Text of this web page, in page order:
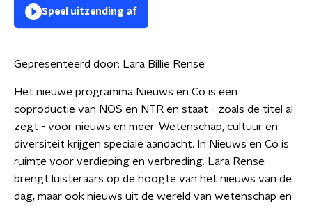
Speel uitzending af
Gepresenteerd door: Lara Billie Rense
Het nieuwe programma Nieuws en Co is een
coproductie van NOS en NTR en staat - zoals de titel al
zegt - voor nieuws en meer. Wetenschap, cultuur en
diversiteit krijgen speciale aandacht. In Nieuws en Co is
ruimte voor verdieping en verbreding. Lara Rense
brengt luisteraars op de hoogte van het nieuws van de
dag, maar ook nieuws uit de wereld van wetenschap en